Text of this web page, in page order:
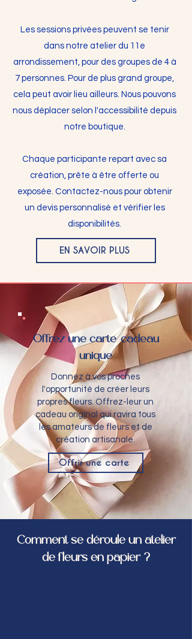
Les sessions privées peuvent se tenir
dans notre atelier du 11e
arrondissement, pour des groupes de 4 à
7 personnes. Pour de plus grand groupe,
cela peut avoir lieu ailleurs. Nous pouvons
nous déplacer selon l'accessibilité depuis
notre boutique.
Chaque participante repart avec sa
création, prête à être offerte ou
exposée. Contactez-nous pour obtenir
un devis personnalisé et vérifier les
disponibilités.
EN SAVOIR PLUS
Offrez une carte-cadeau
unique
Donnez à vos proches
l'opportunité de créer leurs
propres fleurs. Offrez-leur un
cadeau original qui ravira tous
les amateurs de fleurs et de
création artisanale.
Offrir une carte
Comment se déroule un atelier
de fleurs en papier ?